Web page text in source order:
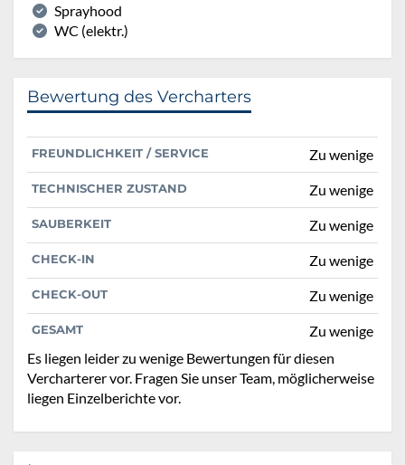
Sprayhood
WC (elektr.)
Bewertung des Vercharters
FREUNDLICHKEIT / SERVICE Zu wenige
TECHNISCHER ZUSTAND Zu wenige
SAUBERKEIT Zu wenige
CHECK-IN Zu wenige
CHECK-OUT Zu wenige
GESAMT
Zu wenige
Es liegen leider zu wenige Bewertungen für diesen
Vercharterer vor. Fragen Sie unser Team, möglicherweise
liegen Einzelberichte vor.